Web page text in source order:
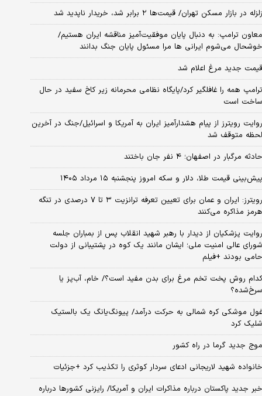
زلزله در بازار مسکن تهران/ قیمت‌ها ۲ برابر شد، خریدار ناپدید شد
معاون ترامپ: به دنبال پایان موفقیت‌آمیز مناقشه ایران هستیم/
خوشحال می‌شوم ایرانی ها مرا مسئول پایان جنگ بدانند
قیمت جدید مرغ اعلام شد
ترامپ همه را غافلگیر کرد/پایگاه نظامی محرمانه زیر کاخ سفید در حال
ساخت است
روایت رویترز از پیام هشدارآمیز ایران به آمریکا و اسرائیل/جنگ در آخرین
لحظه متوقف شد
حادثه مرگبار در اصفهان؛ ۴ نفر جان باختند
پیش‌بینی قیمت طلا، دلار و سکه امروز پنجشنبه ۱۵ مرداد ۱۴۰۵
رویترز: ایران و عمان برای تعیین تعرفه ترانزیت ۳ تا ۷ درصدی در تنگه
هرمز مذاکره می‌کنند
روایت پزشکیان از دیدار با رهبر شهید انقلاب پس از بمباران جلسه
شورای عالی امنیت ملی؛ ایشان مانند یک کوه در پشتیبانی از دولت
حامی بودند +فیلم
کدام روش پخت تخم مرغ برای بدن مفید است؟/ خام، آب‌پز یا
سرخ‌شده؟
غول موشکی کره شمالی به حرکت درآمد/ پیونگ‌یانگ یک بالستیک
شلیک کرد
موج جدید گرما در راه کشور
خانواده شهید لاریجانی ادعای سردار کوثری را تکذیب کرد +جزئیات
خبر جدید پاکستان درباره مذاکرات ایران و آمریکا/ رایزنی کشورها درباره